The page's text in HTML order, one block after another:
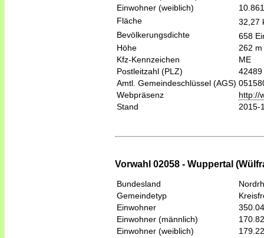
Einwohner (weiblich)
10.861
Fläche
32,27
Bevölkerungsdichte
658
Höhe
262 m
Kfz-Kennzeichen
ME
Postleitzahl (PLZ)
42489
Amtl. Gemeindeschlüssel (AGS)
Webpräsenz
http://
Stand
2015-
Vorwahl 02058 - Wuppertal
Bundesland
Gemeindetyp
Einwohner
Einwohner (männlich)
Einwohner (weiblich)